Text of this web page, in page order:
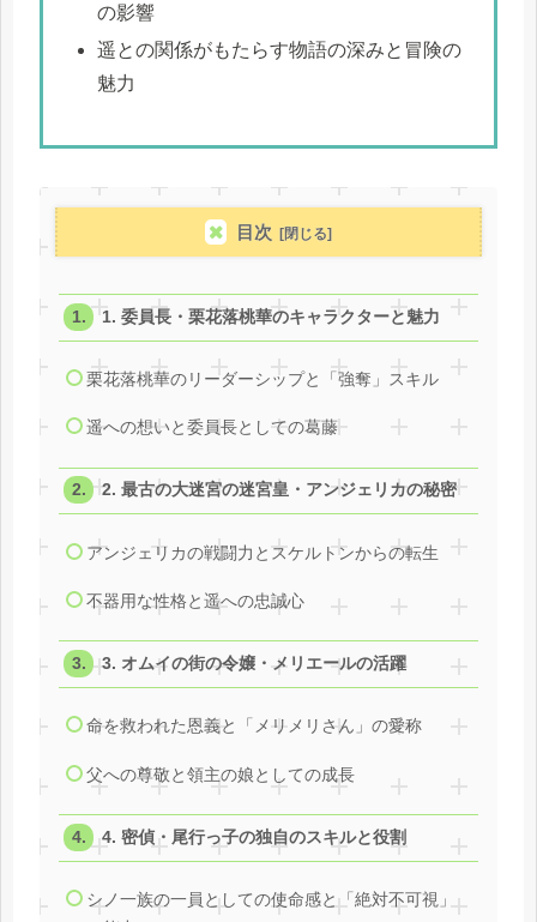
の影響
遥との関係がもたらす物語の深みと冒険の
魅力
目次
1. 委員長・栗花落桃華のキャラクターと魅力
栗花落桃華のリーダーシップと「強奪」スキル
遥への想いと委員長としての葛藤
2. 最古の大迷宮の迷宮皇・アンジェリカの秘密
アンジェリカの戦闘力とスケルトンからの転生
不器用な性格と遥への忠誠心
3. オムイの街の令嬢・メリエールの活躍
命を救われた恩義と「メリメリさん」の愛称
父への尊敬と領主の娘としての成長
4. 密偵・尾行っ子の独自のスキルと役割
シノ一族の一員としての使命感と「絶対不可視」